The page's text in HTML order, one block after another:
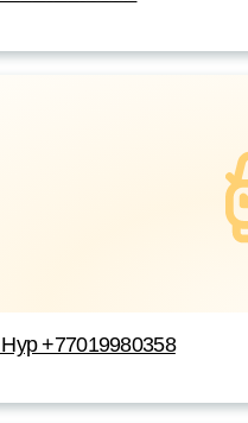
+77019980358